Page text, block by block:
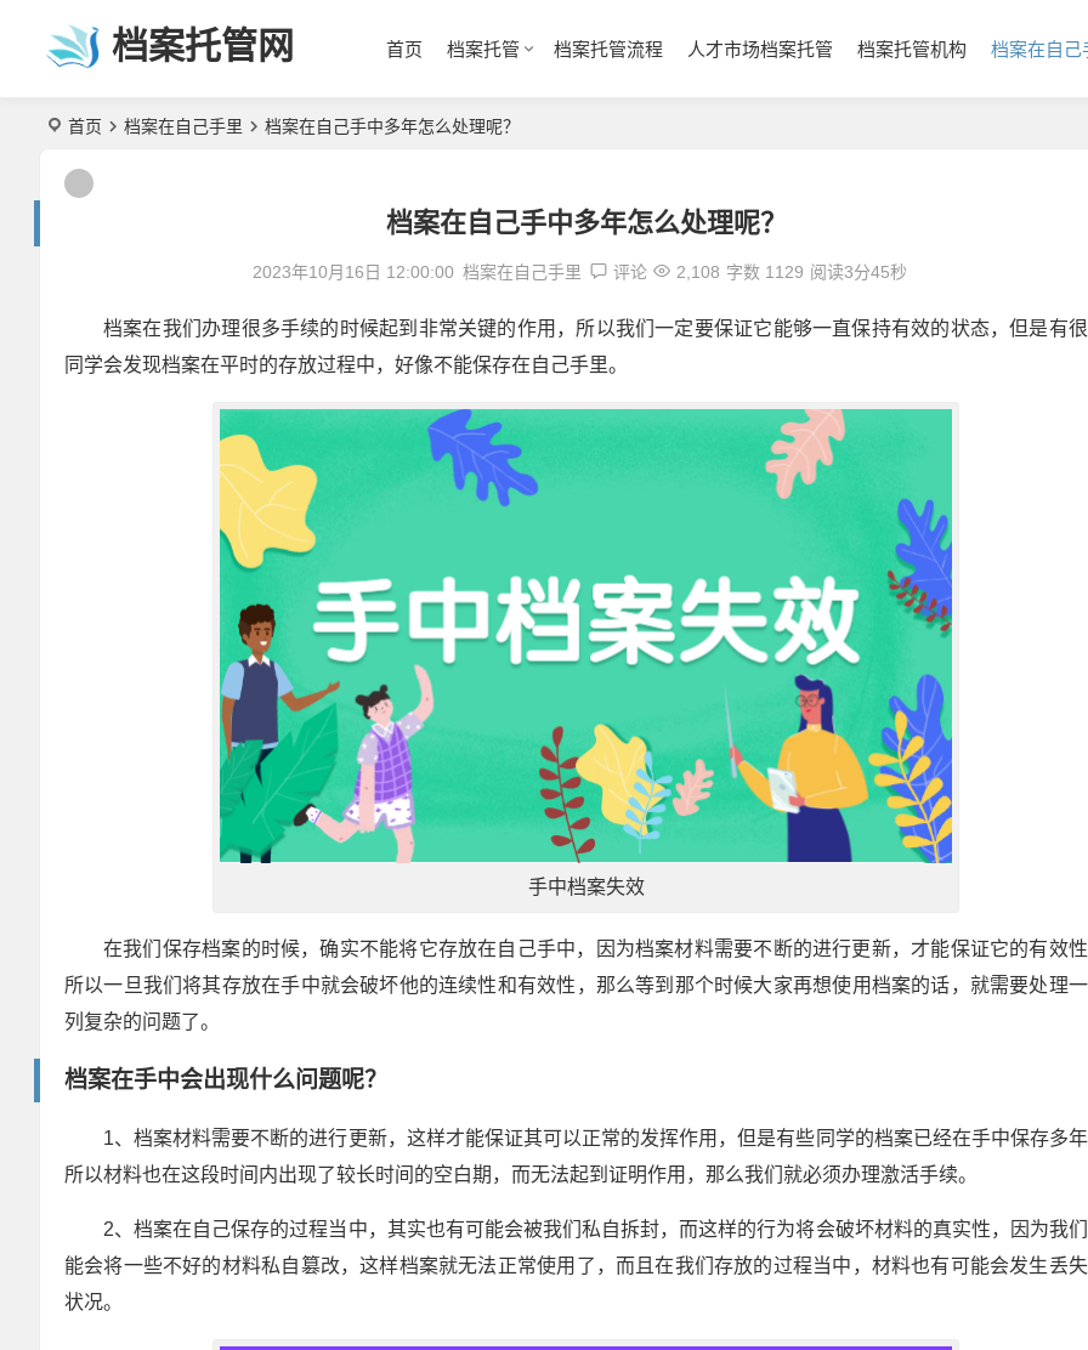
档案托管网 首页 档案托管 档案托管流程 人才市场档案托管 档案托管机构 档案在自己
首页 档案在自己手里 档案在自己手中多年怎么处理呢？
档案在自己手中多年怎么处理呢？
2023年10月16日 12:00:00 档案在自己手里 评论 2,108 字数 1129 阅读3分45秒
档案在我们办理很多手续的时候起到非常关键的作用，所以我们一定要保证它能够一直保持有效的状态，但是有
同学会发现档案在平时的存放过程中，好像不能保存在自己手里。
手中档案失效
在我们保存档案的时候，确实不能将它存放在自己手中，因为档案材料需要不断的进行更新，才能保证它的有效
所以一旦我们将其存放在手中就会破坏他的连续性和有效性，那么等到那个时候大家再想使用档案的话，就需要处理
列复杂的问题了。
档案在手中会出现什么问题呢？
1、档案材料需要不断的进行更新，这样才能保证其可以正常的发挥作用，但是有些同学的档案已经在手中保存多
所以材料也在这段时间内出现了较长时间的空白期，而无法起到证明作用，那么我们就必须办理激活手续。
2、档案在自己保存的过程当中，其实也有可能会被我们私自拆封，而这样的行为将会破坏材料的真实性，因为我
能会将一些不好的材料私自篡改，这样档案就无法正常使用了，而且在我们存放的过程当中，材料也有可能会发生丢
状况。